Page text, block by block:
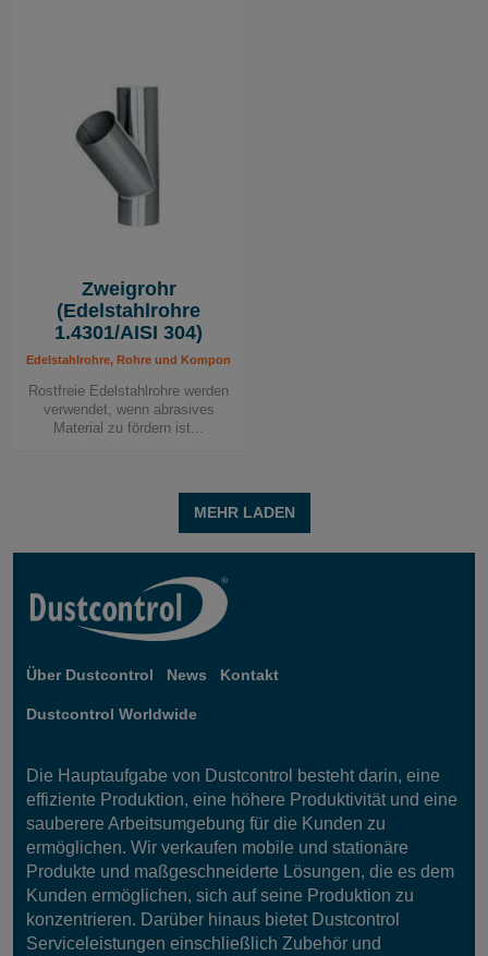
Zweigrohr
(Edelstahlrohre
1.4301/AISI 304)
Edelstahlrohre, Rohre und Komponenten, Rohrleitungssystem
Rostfreie Edelstahlrohre werden
verwendet, wenn abrasives
Material zu fördern ist...
MEHR LADEN
Über Dustcontrol News Kontakt
Dustcontrol Worldwide
Die Hauptaufgabe von Dustcontrol besteht darin, eine
effiziente Produktion, eine höhere Produktivität und eine
sauberere Arbeitsumgebung für die Kunden zu
ermöglichen. Wir verkaufen mobile und stationäre
Produkte und maßgeschneiderte Lösungen, die es dem
Kunden ermöglichen, sich auf seine Produktion zu
konzentrieren. Darüber hinaus bietet Dustcontrol
Serviceleistungen einschließlich Zubehör und